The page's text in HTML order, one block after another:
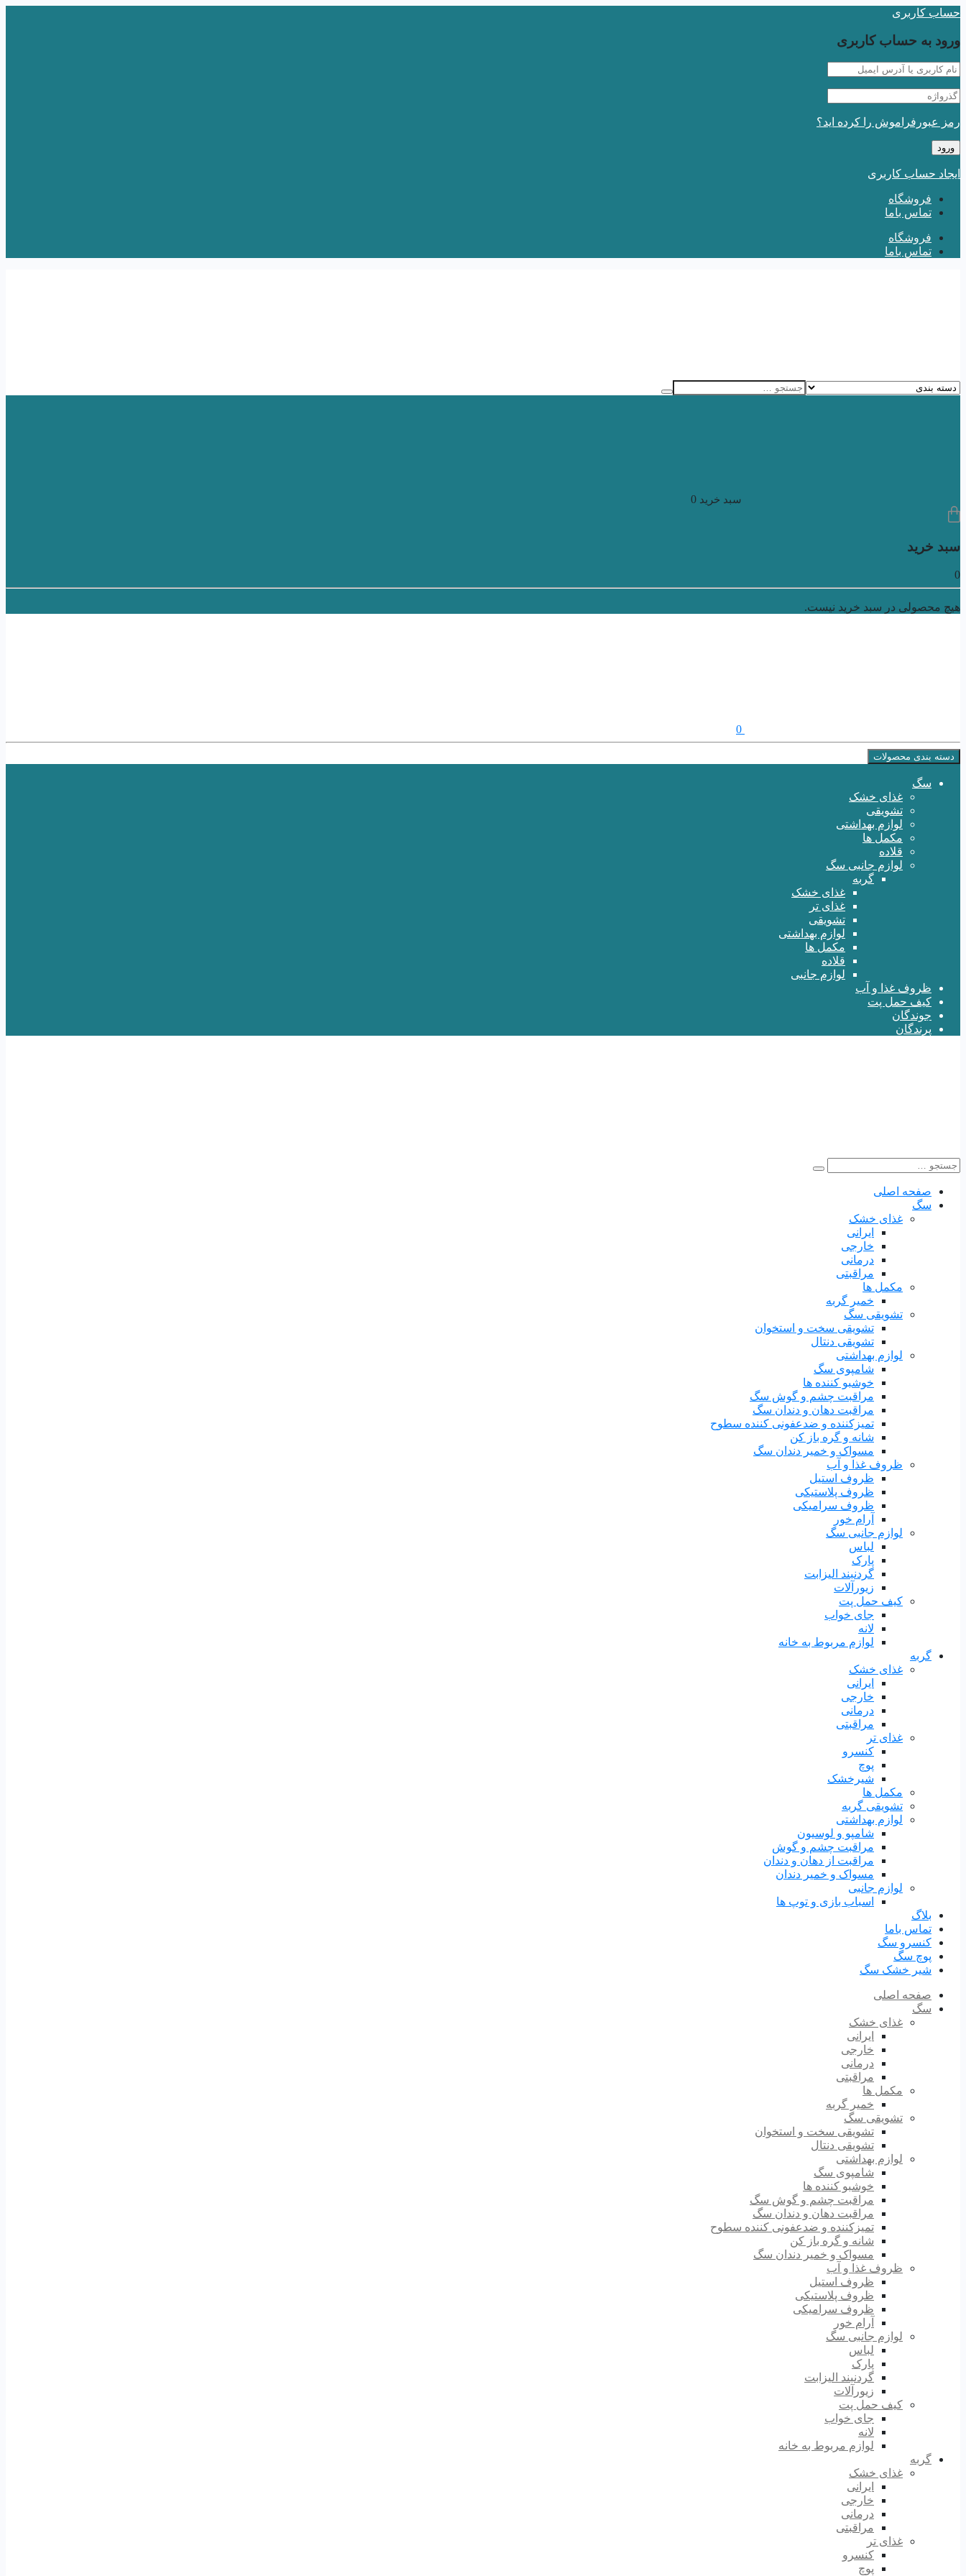
حساب کاربری
ورود به حساب کاربری
رمز عبورفراموش را کرده اید؟
ایجاد حساب کاربری
فروشگاه
تماس باما
فروشگاه
تماس باما
سبد خرید 0
سبد خرید
0
هیچ محصولی در سبد خرید نیست.
0
دسته بندی محصولات
سگ
غذای خشک
تشویقی
لوازم بهداشتی
مکمل ها
قلاده
لوازم جانبی سگ
گربه
غذای خشک
غذای تر
تشویقی
لوازم بهداشتی
مکمل ها
قلاده
لوازم جانبی
ظروف غذا و آب
کیف حمل پت
جوندگان
پرندگان
صفحه اصلی
سگ
غذای خشک
ایرانی
خارجی
درمانی
مراقبتی
مکمل ها
خمیر گربه
تشویقی سگ
تشویقی سخت و استخوان
تشویقی دنتال
لوازم بهداشتی
شامپوی سگ
خوشبو کننده ها
مراقبت چشم و گوش سگ
مراقبت دهان و دندان سگ
تمیزکننده و ضدعفونی کننده سطوح
شانه و گره باز کن
مسواک و خمیر دندان سگ
ظروف غذا و آب
ظروف استیل
ظروف پلاستیکی
ظروف سرامیکی
آرام خور
لوازم جانبی سگ
لباس
پارک
گردنبند الیزابت
زیورآلات
کیف حمل پت
جای خواب
لانه
لوازم مربوط به خانه
گربه
غذای خشک
ایرانی
خارجی
درمانی
مراقبتی
غذای تر
کنسرو
پوچ
شیرخشک
مکمل ها
تشویقی گربه
لوازم بهداشتی
شامپو و لوسیون
مراقبت چشم و گوش
مراقبت از دهان و دندان
مسواک و خمیر دندان
لوازم جانبی
اسباب بازی و توپ ها
بلاگ
تماس باما
کنسرو سگ
پوچ سگ
شیر خشک سگ
صفحه اصلی
سگ
غذای خشک
ایرانی
خارجی
درمانی
مراقبتی
مکمل ها
خمیر گربه
تشویقی سگ
تشویقی سخت و استخوان
تشویقی دنتال
لوازم بهداشتی
شامپوی سگ
خوشبو کننده ها
مراقبت چشم و گوش سگ
مراقبت دهان و دندان سگ
تمیزکننده و ضدعفونی کننده سطوح
شانه و گره باز کن
مسواک و خمیر دندان سگ
ظروف غذا و آب
ظروف استیل
ظروف پلاستیکی
ظروف سرامیکی
آرام خور
لوازم جانبی سگ
لباس
پارک
گردنبند الیزابت
زیورآلات
کیف حمل پت
جای خواب
لانه
لوازم مربوط به خانه
گربه
غذای خشک
ایرانی
خارجی
درمانی
مراقبتی
غذای تر
کنسرو
پوچ